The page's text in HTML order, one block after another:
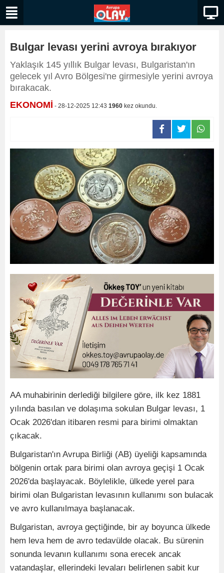
Bulgar levası yerini avroya bırakıyor
Yaklaşık 145 yıllık Bulgar levası, Bulgaristan'ın
gelecek yıl Avro Bölgesi'ne girmesiyle yerini avroya
bırakacak.
EKONOMİ - 28-12-2025 12:43 1960 kez okundu.
AA muhabirinin derlediği bilgilere göre, ilk kez 1881
yılında basılan ve dolaşıma sokulan Bulgar levası, 1
Ocak 2026'dan itibaren resmi para birimi olmaktan
çıkacak.
Bulgaristan'ın Avrupa Birliği (AB) üyeliği kapsamında
bölgenin ortak para birimi olan avroya geçişi 1 Ocak
2026'da başlayacak. Böylelikle, ülkede yerel para
birimi olan Bulgaristan levasının kullanımı son bulacak
ve avro kullanılmaya başlanacak.
Bulgaristan, avroya geçtiğinde, bir ay boyunca ülkede
hem leva hem de avro tedavülde olacak. Bu sürenin
sonunda levanın kullanımı sona erecek ancak
vatandaşlar, ellerindeki levaları belirlenen sabit kur